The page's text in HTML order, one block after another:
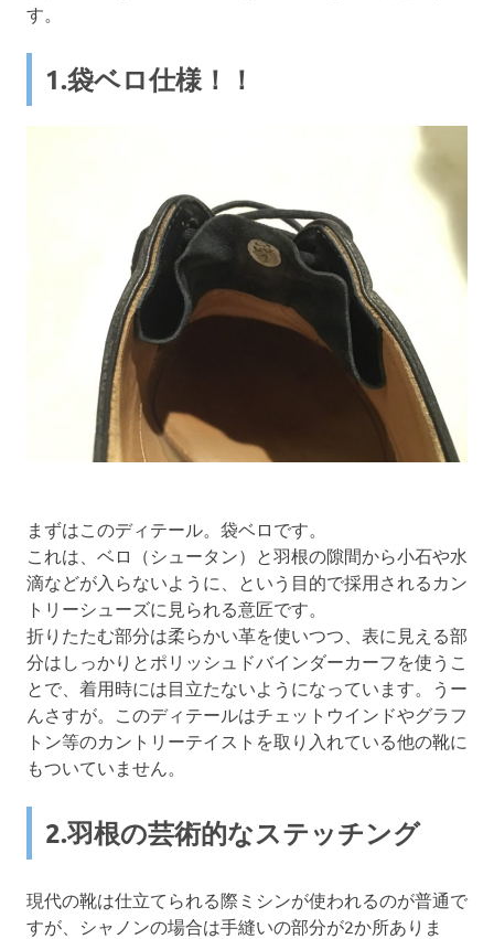
す。
1.袋ベロ仕様！！
まずはこのディテール。袋ベロです。
これは、ベロ（シュータン）と羽根の隙間から小石や水
滴などが入らないように、という目的で採用されるカン
トリーシューズに見られる意匠です。
折りたたむ部分は柔らかい革を使いつつ、表に見える部
分はしっかりとポリッシュドバインダーカーフを使うこ
とで、着用時には目立たないようになっています。うー
んさすが。このディテールはチェットウインドやグラフ
トン等のカントリーテイストを取り入れている他の靴に
もついていません。
2.羽根の芸術的なステッチング
現代の靴は仕立てられる際ミシンが使われるのが普通で
すが、シャノンの場合は手縫いの部分が2か所ありま